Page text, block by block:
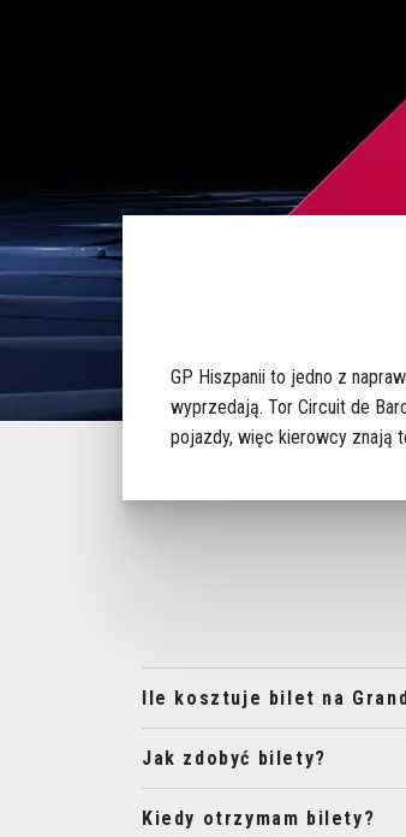
GP Hiszpanii to jedno z
wyprzedają. Tor Circuit de
pojazdy, więc ​​kierowcy znają
Ile kosztuje bilet na
Jak zdobyć bilety?
Kiedy otrzymam bilety?